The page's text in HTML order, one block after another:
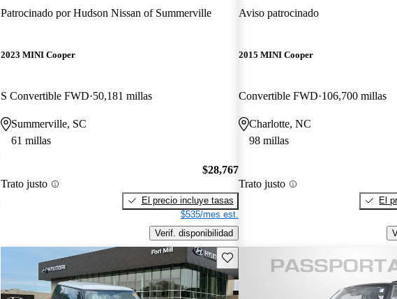
Patrocinado porHudson Nissan of Summerville
2023 MINI Cooper
S Convertible FWD 50,181 millas
Summerville, SC
61 millas
Trato justo
$28,767
El precio incluye tasas
$535/mes est.
Verif. disponibilidad
Aviso patrocinado
2015 MINI Cooper
Convertible FWD 106,700 millas
Charlotte, NC
98 millas
Trato justo
El
Guarda este Aviso